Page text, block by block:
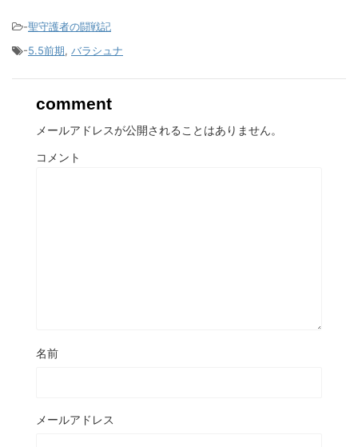
-聖守護者の闘戦記
-5.5前期, バラシュナ
comment
メールアドレスが公開されることはありません。
コメント
名前
メールアドレス